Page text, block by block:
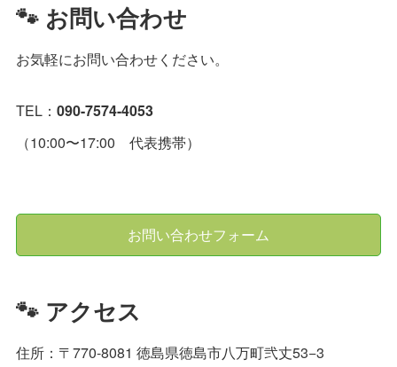
🐾 お問い合わせ
お気軽にお問い合わせください。
TEL：090-7574-4053
（10:00〜17:00 代表携帯）
お問い合わせフォーム
🐾 アクセス
住所：〒770-8081 徳島県徳島市八万町弐丈53−3